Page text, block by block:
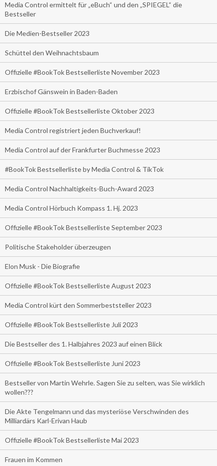
Media Control ermittelt für „eBuch“ und den „SPIEGEL“ die
Bestseller
Die Medien-Bestseller 2023
Schüttel den Weihnachtsbaum
Offizielle #BookTok Bestsellerliste November 2023
Erzbischof Gänswein in Baden-Baden
Offizielle #BookTok Bestsellerliste Oktober 2023
Media Control registriert jeden Buchverkauf!
Media Control auf der Frankfurter Buchmesse 2023
#BookTok Bestsellerliste by Media Control & TikTok
Media Control Nachhaltigkeits-Buch-Award 2023
Media Control Hörbuch Kompass 1. Hj. 2023
Offizielle #BookTok Bestsellerliste September 2023
Politische Stakeholder überzeugen
Elon Musk - Die Biografie
Offizielle #BookTok Bestsellerliste August 2023
Media Control kürt den Sommerbeststeller 2023
Offizielle #BookTok Bestsellerliste Juli 2023
Die Bestseller des 1. Halbjahres 2023 auf einen Blick
Offizielle #BookTok Bestsellerliste Juni 2023
Bestseller von Martin Wehrle. Sagen Sie zu selten, was Sie wirklich
wollen???
Die Akte Tengelmann und das mysteriöse Verschwinden des
Milliardärs Karl-Erivan Haub
Offizielle #BookTok Bestsellerliste Mai 2023
Frauen im Kommen